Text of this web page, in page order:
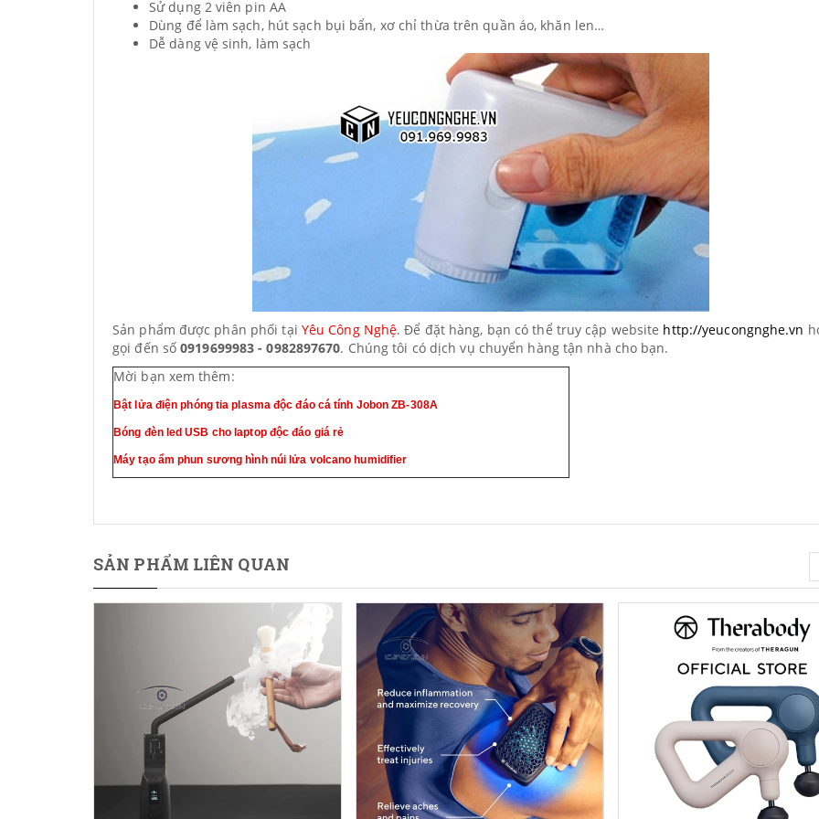
Sử dụng 2 viên pin AA
Dùng để làm sạch, hút sạch bụi bẩn, xơ chỉ thừa trên quần áo, khăn len…
Dễ dàng vệ sinh, làm sạch
Sản phẩm được phân phối tại Yêu Công Nghệ. Để đặt hàng, bạn có thể truy cập website http://yeucongnghe.vn
gọi đến số0919699983 - 0982897670. Chúng tôi có dịch vụ chuyển hàng tận nhà cho bạn.
Mời bạn xem thêm:
Bật lửa điện phóng tia plasma độc đáo cá tính Jobon ZB-308A
Bóng đèn led USB cho laptop độc đáo giá rẻ
Máy tạo ẩm phun sương hình núi lửa volcano humidifier
SẢN PHẨM LIÊN QUAN